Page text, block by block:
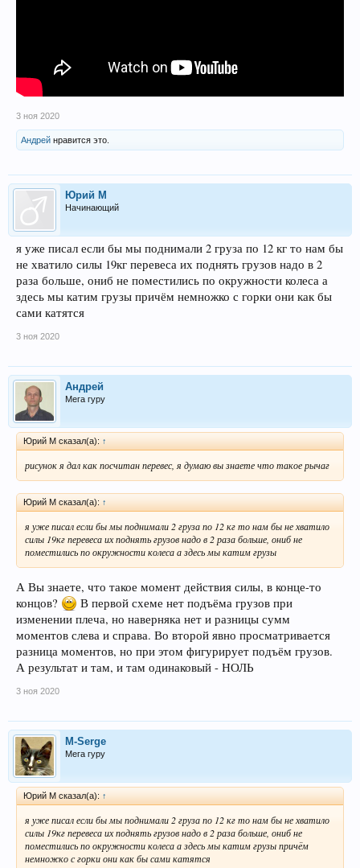
3 ноя 2020
Андрей нравится это.
Юрий М
Начинающий
я уже писал если бы мы поднимали 2 груза по 12 кг то нам бы
не хватило силы 19кг перевеса их поднять грузов надо в 2
раза больше, ониб не поместились по окружности колеса а
здесь мы катим грузы причём немножко с горки они как бы
сами катятся
3 ноя 2020
Андрей
Мега гуру
Юрий М сказал(а): ↑
рисунок я дал как посчитан перевес, я думаю вы знаете что такое рычаг
Юрий М сказал(а): ↑
я уже писал если бы мы поднимали 2 груза по 12 кг то нам бы не хватило
силы 19кг перевеса их поднять грузов надо в 2 раза больше, ониб не
поместились по окружности колеса а здесь мы катим грузы
А Вы знаете, что такое момент действия силы, в конце-то
концов?
В первой схеме нет подъёма грузов при
изменении плеча, но наверняка нет и разницы сумм
моментов слева и справа. Во второй явно просматривается
разница моментов, но при этом фигурирует подъём грузов.
А результат и там, и там одинаковый - НОЛЬ
3 ноя 2020
M-Serge
Мега гуру
Юрий М сказал(а): ↑
я уже писал если бы мы поднимали 2 груза по 12 кг то нам бы не хватило
силы 19кг перевеса их поднять грузов надо в 2 раза больше, ониб не
поместились по окружности колеса а здесь мы катим грузы причём
немножко с горки они как бы сами катятся